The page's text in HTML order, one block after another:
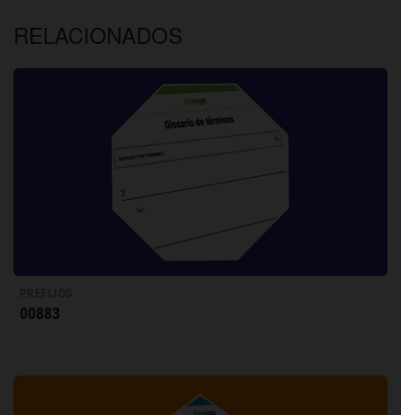
RELACIONADOS
00883